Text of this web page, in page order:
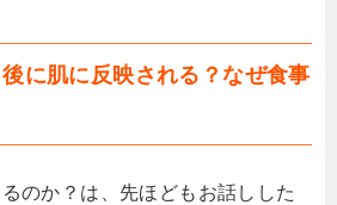
に肌に反映される？なぜ食事
のか？は、先ほどもお話しした